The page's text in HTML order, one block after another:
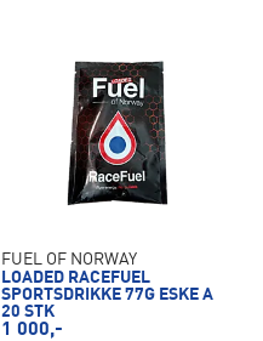
FUEL OF NORWAY
LOADED RACEFUEL
SPORTSDRIKKE 77G ESKE A
20 STK
1 000,-